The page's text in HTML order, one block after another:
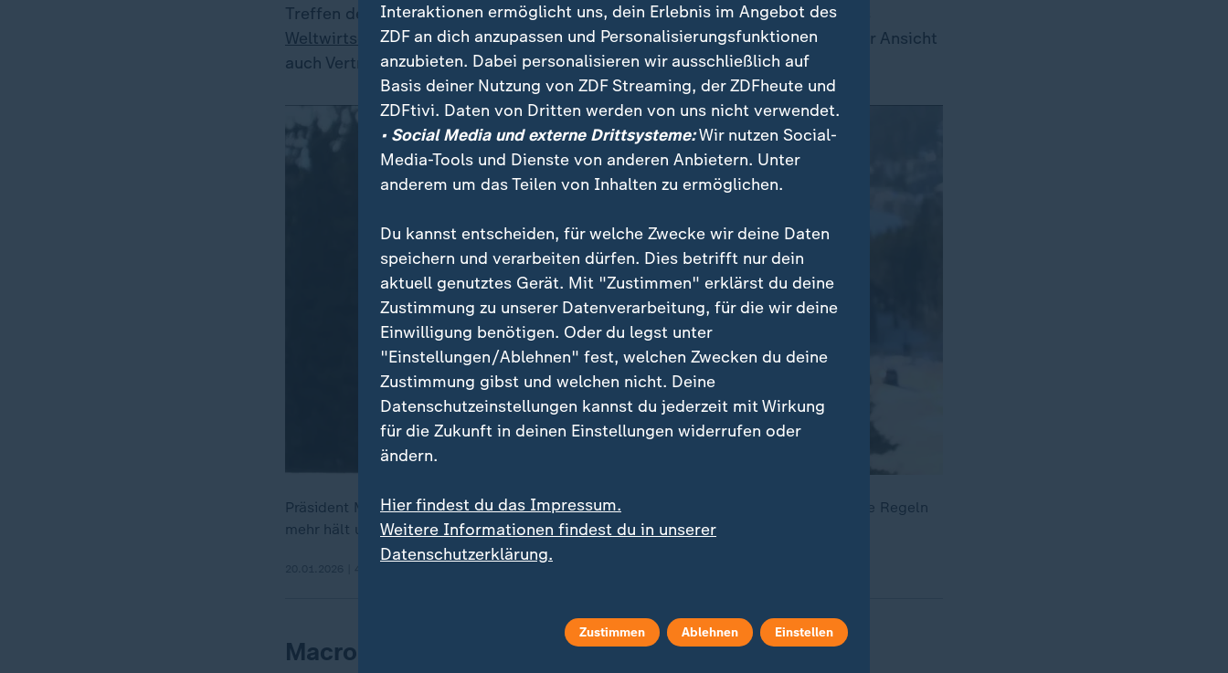
Treffen der großen westlichen Industrienationen in Paris nach dem Ende des
Weltwirtschaftsforums in Davosan. Hinzustoßen sollen demnach nach seiner Ansicht
auch Vertreter derUkraine, Dänemarks, Syriens und Russlands.
Präsident Macron habe die USA davor gewarnt, ein Land zu werden, das sich an keine Regeln
mehr hält und das die Europäer bedroht, sagt ZDF-Korrespondent Ulf Röller.
Macron will mit Trump zu Abend essen
Interaktionen ermöglicht uns, dein Erlebnis im Angebot des
ZDF an dich anzupassen und Personalisierungsfunktionen
anzubieten. Dabei personalisieren wir ausschließlich auf
Basis deiner Nutzung von ZDF Streaming, der ZDFheute und
ZDFtivi. Daten von Dritten werden von uns nicht verwendet.
• Social Media und externe Drittsysteme:Wir nutzen Social-
Media-Tools und Dienste von anderen Anbietern. Unter
anderem um das Teilen von Inhalten zu ermöglichen.
Du kannst entscheiden, für welche Zwecke wir deine Daten
speichern und verarbeiten dürfen. Dies betrifft nur dein
aktuell genutztes Gerät. Mit "Zustimmen" erklärst du deine
Zustimmung zu unserer Datenverarbeitung, für die wir deine
Einwilligung benötigen. Oder du legst unter
"Einstellungen/Ablehnen" fest, welchen Zwecken du deine
Zustimmung gibst und welchen nicht. Deine
Datenschutzeinstellungen kannst du jederzeit mit Wirkung
für die Zukunft in deinen Einstellungen widerrufen oder
ändern.
Hier findest du das Impressum.
Weitere Informationen findest du in unserer
Datenschutzerklärung.
Zustimmen Ablehnen Einstellen